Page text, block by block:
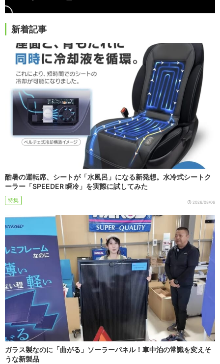
新着記事
酷暑の運転席、シートが「水風呂」になる新発想。水冷式シートク
ーラー「SPEEDER 瞬冷」を実際に試してみた
特集 2026/08/06
ガラス製なのに「曲がる」ソーラーパネル！車中泊の常識を変えそ
うな新製品